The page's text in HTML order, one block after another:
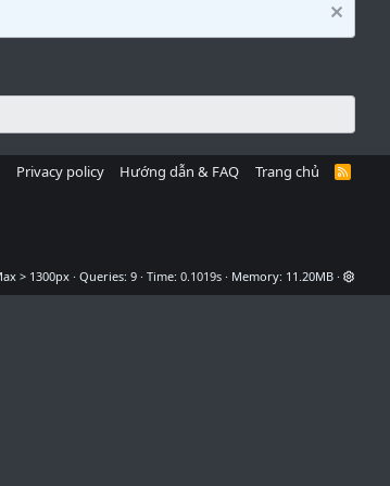
Privacy policy Hướng dẫn & FAQ Trang chủ
R
S
Queries 9 Time 0.1019s Memory 11.20MB